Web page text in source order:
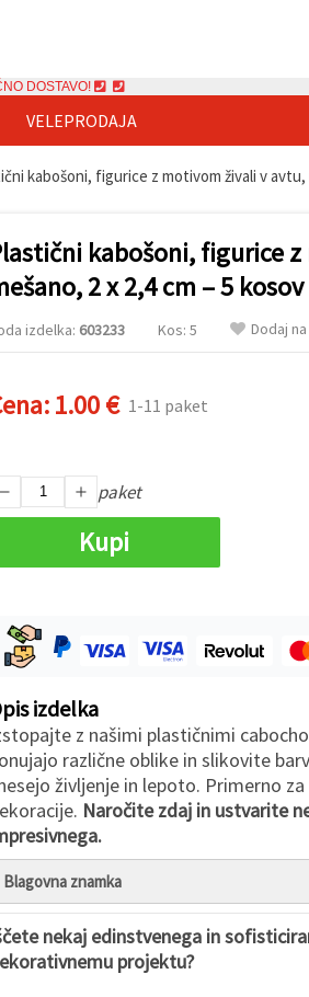
DOSTAVO!
VELEPRODAJA
kabošoni, figurice z motivom živali v avtu,
kabošoni, figurice
2 x 2,4 cm – 5 kosov
izdelka: 603233 Kos: 5 Dodaj
1.00 € 1-11 paket
paket
Kupi
izdelka
z našimi plastičnimi
različne oblike in slikovite
življenje in lepoto. Primerno
Naročite zdaj in ustvarite
Blagovna znamka
nekaj edinstvenega in
projektu?